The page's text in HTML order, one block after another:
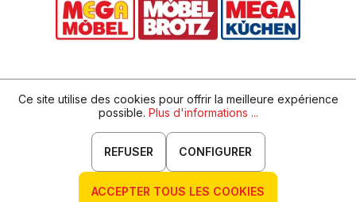
Ce site utilise des cookies pour offrir la meilleure expérience
possible. Plus d'informations ...
REFUSER CONFIGURER
ACCEPTER TOUS LES COOKIES